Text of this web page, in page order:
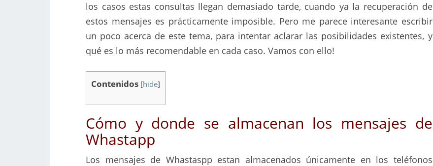
los casos estas consultas llegan demasiado tarde, cuando ya la recuperación de
estos mensajes es prácticamente imposible. Pero me parece interesante escribir
un poco acerca de este tema, para intentar aclarar las posibilidades existentes, y
qué es lo más recomendable en cada caso. Vamos con ello!
Contenidos [hide]
Cómo y donde se almacenan los mensajes de
Whastapp
Los mensajes de Whastaspp estan almacenados únicamente en los teléfonos